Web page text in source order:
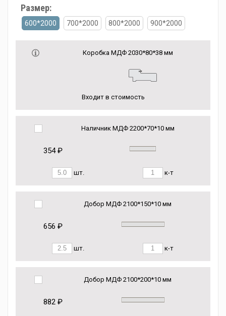
Размер:
600*2000 700*2000 800*2000 900*2000
Коробка МДФ 2030*80*38 мм
Входит в стоимость
Наличник МДФ 2200*70*10 мм
354 ₽
шт. к-т
Добор МДФ 2100*150*10 мм
656 ₽
шт. к-т
Добор МДФ 2100*200*10 мм
882 ₽